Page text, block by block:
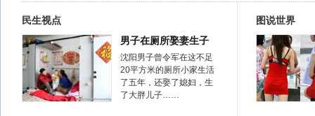
民生视点
男子在厕所娶妻生子
沈阳男子曾令军在这不足
20平方米的厕所小家生活
了五年，还娶了媳妇，生
了大胖儿子……
图说世界